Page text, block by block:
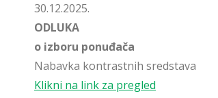
30.12.2025.
ODLUKA
o izboru ponuđača
Nabavka kontrastnih sredstava
Klikni na link za pregled